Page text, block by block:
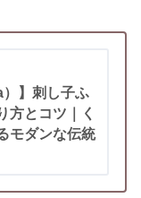
）】刺し子ふ
方とコツ｜く
モダンな伝統